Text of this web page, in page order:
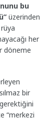
bu
üzerinden
her
döneme
bir
“merkezi